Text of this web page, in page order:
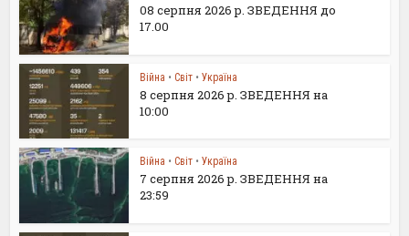
08 серпня 2026 р. ЗВЕДЕННЯ до
17.00
Війна • Світ • Україна
8 серпня 2026 р. ЗВЕДЕННЯ на
10:00
Війна • Світ • Україна
7 серпня 2026 р. ЗВЕДЕННЯ на
23:59